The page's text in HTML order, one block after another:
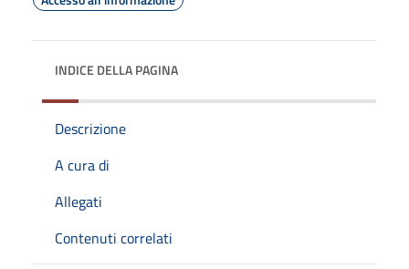
INDICE DELLA PAGINA
Descrizione
A cura di
Allegati
Contenuti correlati